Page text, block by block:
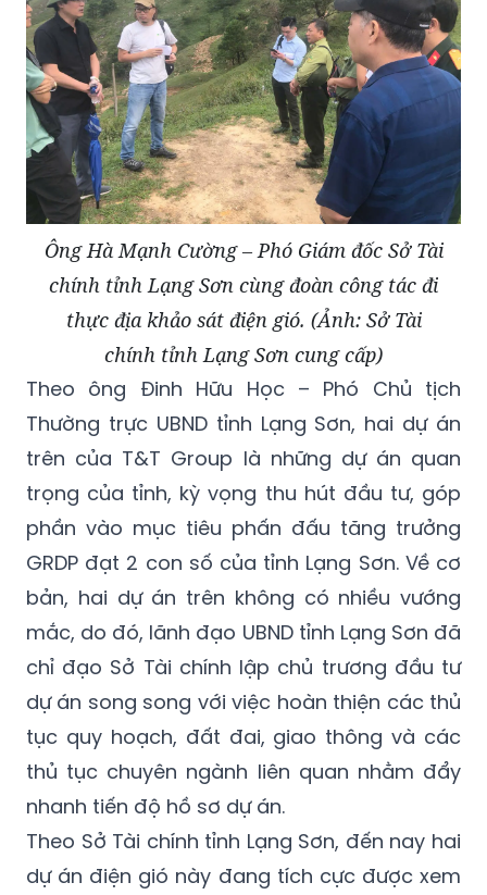
Ông Hà Mạnh Cường – Phó Giám đốc Sở Tài
chính tỉnh Lạng Sơn cùng đoàn công tác đi
thực địa khảo sát điện gió. (Ảnh: Sở Tài
chính tỉnh Lạng Sơn cung cấp)
Theo ông Đinh Hữu Học – Phó Chủ tịch
Thường trực UBND tỉnh Lạng Sơn, hai dự án
trên của T&T Group là những dự án quan
trọng của tỉnh, kỳ vọng thu hút đầu tư, góp
phần vào mục tiêu phấn đấu tăng trưởng
GRDP đạt 2 con số của tỉnh Lạng Sơn. Về cơ
bản, hai dự án trên không có nhiều vướng
mắc, do đó, lãnh đạo UBND tỉnh Lạng Sơn đã
chỉ đạo Sở Tài chính lập chủ trương đầu tư
dự án song song với việc hoàn thiện các thủ
tục quy hoạch, đất đai, giao thông và các
thủ tục chuyên ngành liên quan nhằm đẩy
nhanh tiến độ hồ sơ dự án.
Theo Sở Tài chính tỉnh Lạng Sơn, đến nay hai
dự án điện gió này đang tích cực được xem